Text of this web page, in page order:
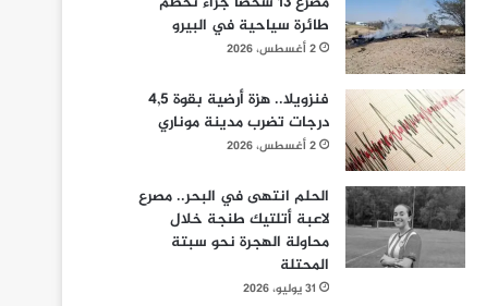
طائرة سياحية في البيرو
2 أغسطس، 2026
فنزويلا.. هزة أرضية بقوة 4,5
درجات تضرب مدينة موناري
2 أغسطس، 2026
الحلم انتهى في البحر.. مصرع
لاعبة أتلتيك طنجة خلال
محاولة الهجرة نحو سبتة
المحتلة
31 يوليو، 2026